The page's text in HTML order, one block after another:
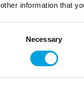
other information that
Necessary